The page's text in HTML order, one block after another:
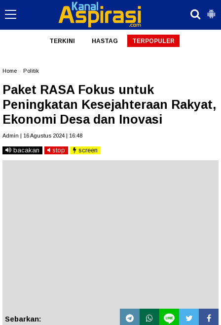
TERKINI HASTAG TERPOPULER
Home Politik
Paket RASA Fokus untuk
Peningkatan Kesejahteraan Rakyat,
Ekonomi Desa dan Inovasi
Admin | 16 Agustus 2024 | 16:48
bacakan stop screen
Sebarkan: